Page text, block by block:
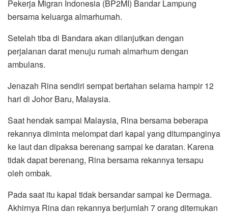
Pekerja Migran Indonesia (BP2MI) Bandar Lampung
bersama keluarga almarhumah.
Setelah tiba di Bandara akan dilanjutkan dengan
perjalanan darat menuju rumah almarhum dengan
ambulans.
Jenazah Rina sendiri sempat bertahan selama hampir 12
hari di Johor Baru, Malaysia.
Saat hendak sampai Malaysia, Rina bersama beberapa
rekannya diminta melompat dari kapal yang ditumpanginya
ke laut dan dipaksa berenang sampai ke daratan. Karena
tidak dapat berenang, Rina bersama rekannya tersapu
oleh ombak.
Pada saat itu kapal tidak bersandar sampai ke Dermaga.
Akhirnya Rina dan rekannya berjumlah 7 orang ditemukan